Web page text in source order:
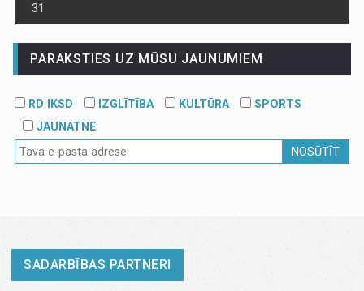
31
PARAKSTIES UZ MŪSU JAUNUMIEM
RD IKSD IZGLĪTĪBA KULTŪRA
SPORTS
JAUNATNE
NOSŪTĪT
SADARBĪBAS PARTNERI